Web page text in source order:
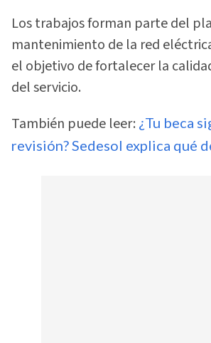
Los trabajos forman parte del
mantenimiento de la red
el objetivo de fortalecer la
del servicio.
También puede leer: ¿Tu beca
revisión? Sedesol explica qué